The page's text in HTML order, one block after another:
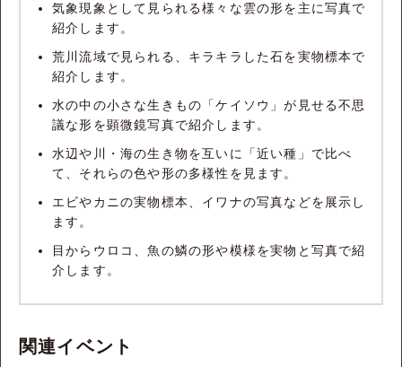
気象現象として見られる様々な雲の形を主に写真で
紹介します。
荒川流域で見られる、キラキラした石を実物標本で
紹介します。
水の中の小さな生きもの「ケイソウ」が見せる不思
議な形を顕微鏡写真で紹介します。
水辺や川・海の生き物を互いに「近い種」で比べ
て、それらの色や形の多様性を見ます。
エビやカニの実物標本、イワナの写真などを展示し
ます。
目からウロコ、魚の鱗の形や模様を実物と写真で紹
介します。
関連イベント